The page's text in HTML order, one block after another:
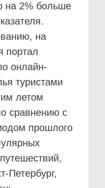
на 2% больше
на
портал
онлайн-
туристами
летом
сравнению с
прошлого
Петербург,